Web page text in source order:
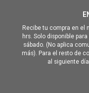
Recibe tu compra en el
hrs. Solo disponible
sábado. (No aplica
más). Para el resto de
al siguiente